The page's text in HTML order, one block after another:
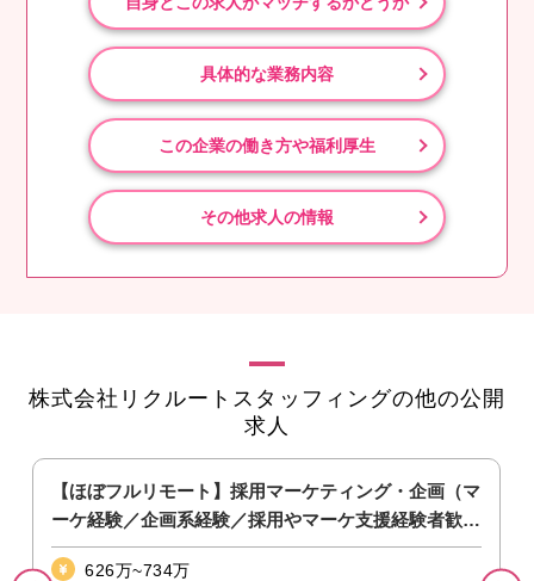
具体的な業務内容
この企業の働き方や福利厚生
その他求人の情報
株式会社リクルートスタッフィングの他の公開
求人
【ほぼフルリモート】採用マーケティング・企画（マ
ーケ経験／企画系経験／採用やマーケ支援経験者歓
迎）
626万~734万